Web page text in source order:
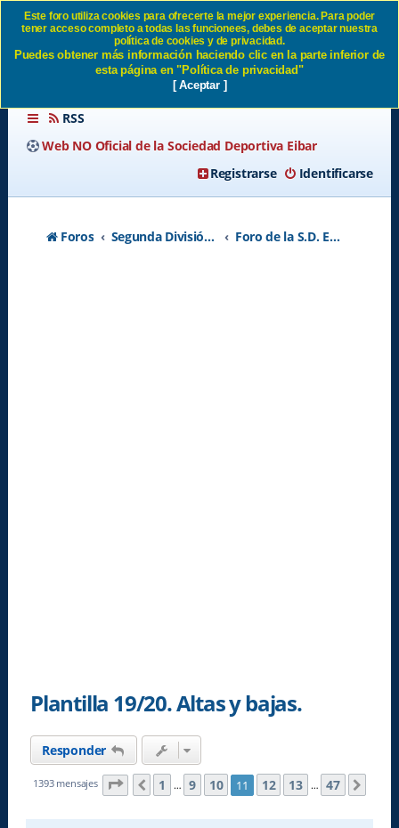
Plantilla 19/20. Altas y bajas. -
Página 11 SD Eibar
RSS
Web NO Oficial de la Sociedad Deportiva Eibar
Identificarse
Registrarse
Foros Segunda División A - Temporada 2026-2027 Foro de la S.D. Eibar
Plantilla 19/20. Altas y bajas.
Responder
1393 mensajes Página 11 de 47
Anterior
1 … 9 10 11 12 13 … 47
Este foro utiliza cookies para ofrecerte la mejor experiencia. Para poder
tener acceso completo a todas las funcionees, debes de aceptar nuestra
política de cookies y de privacidad.
Puedes obtener más información haciendo clic en la parte inferior de
esta página en "Política de privacidad"
[ Aceptar ]